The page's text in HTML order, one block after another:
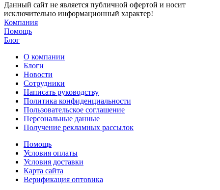
Данный сайт не является публичной офертой и носит
исключительно информационный характер!
Компания
Помощь
Блог
О компании
Блоги
Новости
Сотрудники
Написать руководству
Политика конфиденциальности
Пользовательское соглашение
Персональные данные
Получение рекламных рассылок
Помощь
Условия оплаты
Условия доставки
Карта сайта
Верификация оптовика